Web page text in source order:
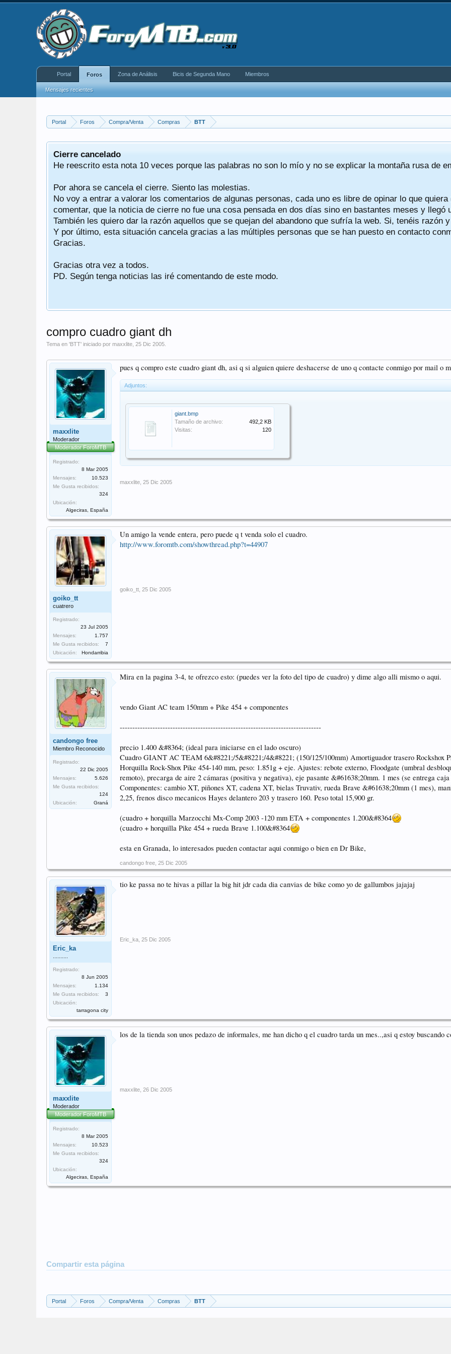
Portal Foros Compra/Venta Compras BTT
Cierre cancelado
He reescrito esta nota 10 veces porque las palabras no son lo mío y no se explicar la montaña rusa de
Por ahora se cancela el cierre. Siento las molestias.
No voy a entrar a valorar los comentarios de algunas personas, cada uno es libre de opinar lo que
comentar, que la noticia de cierre no fue una cosa pensada en dos días sino en bastantes meses y llegó
También les quiero dar la razón aquellos que se quejan del abandono que sufría la web. Si, tenéis razón
Y por último, esta situación cancela gracias a las múltiples personas que se han puesto en contacto
Gracias.
Gracias otra vez a todos.
PD. Según tenga noticias las iré comentando de este modo.
compro cuadro giant dh
Tema en 'BTT' iniciado por maxxlite 25 Dic 2005
maxxlite
Moderador
Moderador ForoMTB
Registrado:
8 Mar 2005
Mensajes:
10.523
Me Gusta recibidos:
324
Ubicación:
Algeciras, España
pues q compro este cuadro giant dh, asi q si alguien quiere deshacerse de uno q contacte conmigo por mail o
Adjuntos:
giant.bmp
Tamaño de archivo:
492,2 KB
Visitas:
120
maxxlite 25 Dic 2005
goiko_tt
cuatrero
Registrado:
23 Jul 2005
Mensajes:
1.757
Me Gusta recibidos:
7
Ubicación:
Hondarribia
Un amigo la vende entera, pero puede q t venda solo el cuadro.
http://www.foromtb.com/showthread.php?t=44907
goiko_tt 25 Dic 2005
candongo free
Miembro Reconocido
Registrado:
22 Dic 2005
Mensajes:
5.626
Me Gusta recibidos:
124
Ubicación:
Graná
Mira en la pagina 3-4, te ofrezco esto: (puedes ver la foto del tipo de cuadro) y dime algo alli mismo o aqui.
vendo Giant AC team 150mm + Pike 454 + componentes
--------------------------------------------------------------------------------
precio 1.400 &#8364; (ideal para iniciarse en el lado oscuro)
Cuadro GIANT AC TEAM 6&#8221;/5&#8221;/4&#8221; (150/125/100mm) Amortiguador trasero Rockshox
Horquilla Rock-Shox Pike 454-140 mm, peso: 1.851g + eje. Ajustes: rebote externo, Floodgate (umbral
remoto), precarga de aire 2 cámaras (positiva y negativa), eje pasante &#61638;20mm. 1 mes (se entrega
Componentes: cambio XT, piñones XT, cadena XT, bielas Truvativ, rueda Brave &#61638;20mm (1 mes),
2,25, frenos disco mecanicos Hayes delantero 203 y trasero 160. Peso total 15,900 gr.
(cuadro + horquilla Marzocchi Mx-Comp 2003 -120 mm ETA + componentes 1.200&#8364
(cuadro + horquilla Pike 454 + rueda Brave 1.100&#8364
esta en Granada, lo interesados pueden contactar aqui conmigo o bien en Dr Bike,
candongo free 25 Dic 2005
Eric_ka
Registrado:
8 Jun 2005
Mensajes:
1.134
Me Gusta recibidos:
3
Ubicación:
tarragona city
tio ke passa no te hivas a pillar la big hit jdr cada dia canvias de bike como yo de gallumbos jajajaj
Eric_ka 25 Dic 2005
maxxlite
Moderador
Moderador ForoMTB
Registrado:
8 Mar 2005
Mensajes:
10.523
Me Gusta recibidos:
324
Ubicación:
Algeciras, España
los de la tienda son unos pedazo de informales, me han dicho q el cuadro tarda un mes..,asi q estoy
maxxlite 26 Dic 2005
Compartir esta página
Portal Foros Compra/Venta Compras BTT
Portal Foros
Mensajes recientes
Zona de Análisis Bicis de Segunda Mano Miembros